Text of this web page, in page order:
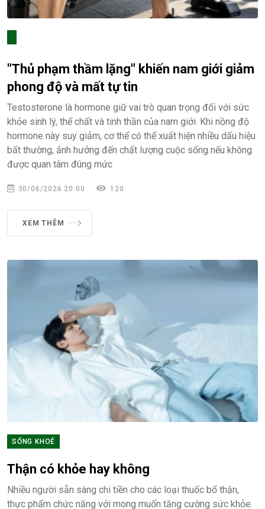
"Thủ phạm thầm lặng" khiến nam giới giảm
phong độ và mất tự tin
Testosterone là hormone giữ vai trò quan trọng đối với sức
khỏe sinh lý, thể chất và tinh thần của nam giới. Khi nồng độ
hormone này suy giảm, cơ thể có thể xuất hiện nhiều dấu hiệu
bất thường, ảnh hưởng đến chất lượng cuộc sống nếu không
được quan tâm đúng mức
30/06/2026 20:00 120
XEM THÊM
SỐNG KHOẺ
Thận có khỏe hay không
Nhiều người sẵn sàng chi tiền cho các loại thuốc bổ thận,
thực phẩm chức năng với mong muốn tăng cường sức khỏe.